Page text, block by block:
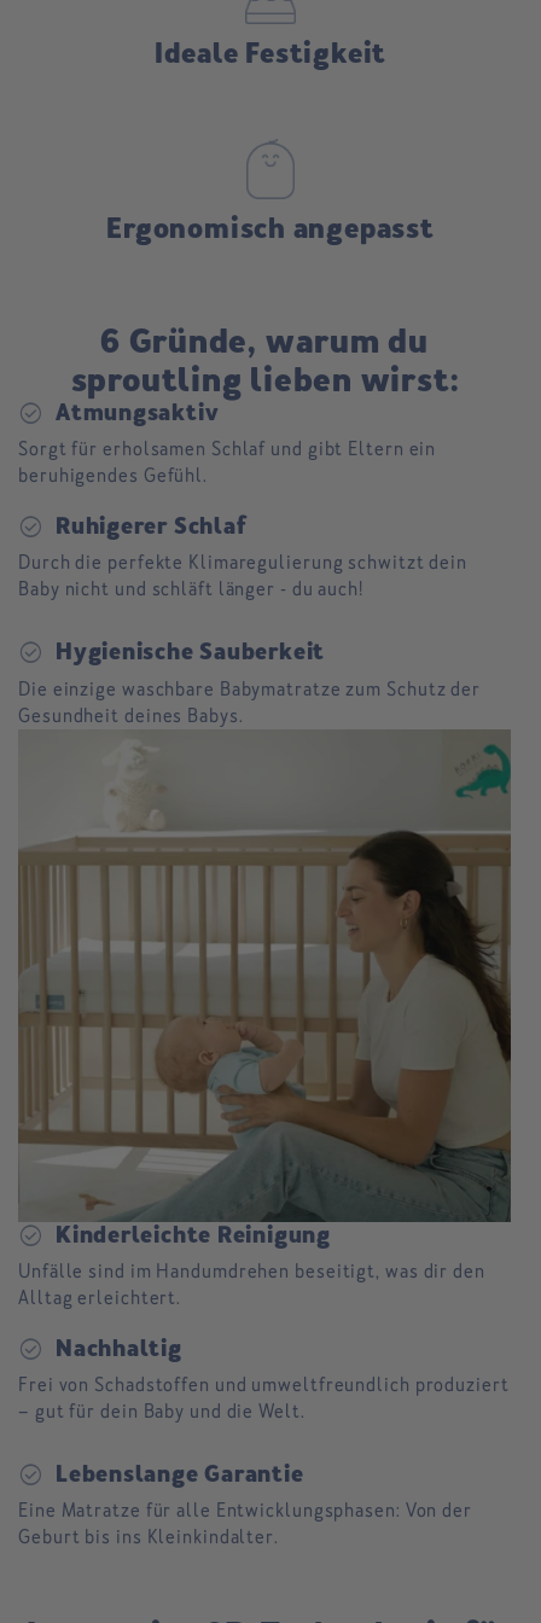
Ideale Festigkeit
Ergonomisch angepasst
6 Gründe, warum du
sproutling lieben wirst:
check_circle Atmungsaktiv
Sorgt für erholsamen Schlaf und gibt Eltern ein
beruhigendes Gefühl.
check_circle Ruhigerer Schlaf
Durch die perfekte Klimaregulierung schwitzt dein
Baby nicht und schläft länger - du auch!
check_circle Hygienische Sauberkeit
Die einzige waschbare Babymatratze zum Schutz der
Gesundheit deines Babys.
check_circle Kinderleichte Reinigung
Unfälle sind im Handumdrehen beseitigt, was dir den
Alltag erleichtert.
check_circle Nachhaltig
Frei von Schadstoffen und umweltfreundlich produziert
– gut für dein Baby und die Welt.
check_circle Lebenslange Garantie
Eine Matratze für alle Entwicklungsphasen: Von der
Geburt bis ins Kleinkindalter.